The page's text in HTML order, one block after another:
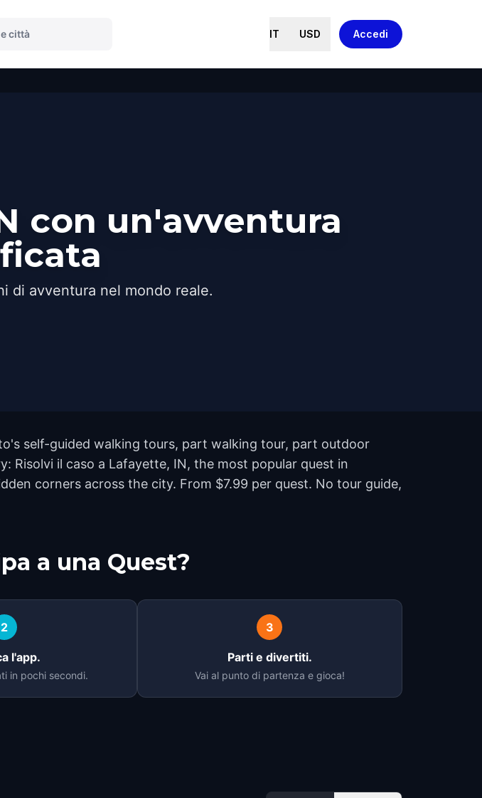
IT USD Accedi
con un'avventura
di avventura nel mondo reale.
self-guided walking tours, part walking tour, part outdoor
Risolvi il caso a Lafayette, IN, the most popular quest in
corners across the city. From $7.99 per quest. No tour guide,
a una Quest?
2
l'app.
in pochi secondi.
3
Parti e divertiti.
Vai al punto di partenza e gioca!